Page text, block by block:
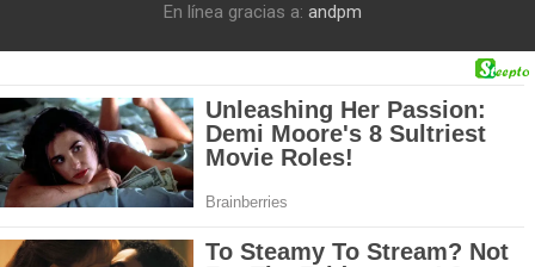
En línea gracias a: andpm